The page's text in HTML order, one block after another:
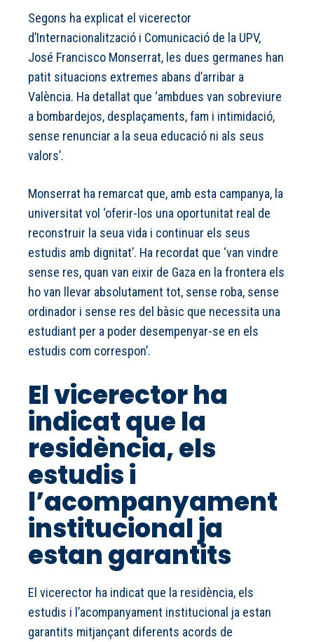
Segons ha explicat el vicerector
d’Internacionalització i Comunicació de la UPV,
José Francisco Monserrat, les dues germanes han
patit situacions extremes abans d’arribar a
València. Ha detallat que ‘ambdues van sobreviure
a bombardejos, desplaçaments, fam i intimidació,
sense renunciar a la seua educació ni als seus
valors’.
Monserrat ha remarcat que, amb esta campanya, la
universitat vol ‘oferir-los una oportunitat real de
reconstruir la seua vida i continuar els seus
estudis amb dignitat’. Ha recordat que ‘van vindre
sense res, quan van eixir de Gaza en la frontera els
ho van llevar absolutament tot, sense roba, sense
ordinador i sense res del bàsic que necessita una
estudiant per a poder desempenyar-se en els
estudis com correspon’.
El vicerector ha
indicat que la
residència, els
estudis i
l’acompanyament
institucional ja
estan garantits
El vicerector ha indicat que la residència, els
estudis i l’acompanyament institucional ja estan
garantits mitjançant diferents acords de